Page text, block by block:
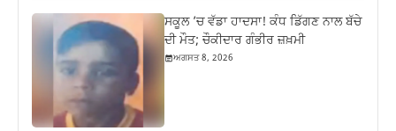
ਸਕੂਲ ’ਚ ਵੱਡਾ ਹਾਦਸਾ! ਕੰਧ ਡਿੱਗਣ ਨਾਲ ਬੱਚੇ
ਦੀ ਮੌਤ; ਚੌਕੀਦਾਰ ਗੰਭੀਰ ਜ਼ਖ਼ਮੀ
ਅਗਸਤ 8, 2026